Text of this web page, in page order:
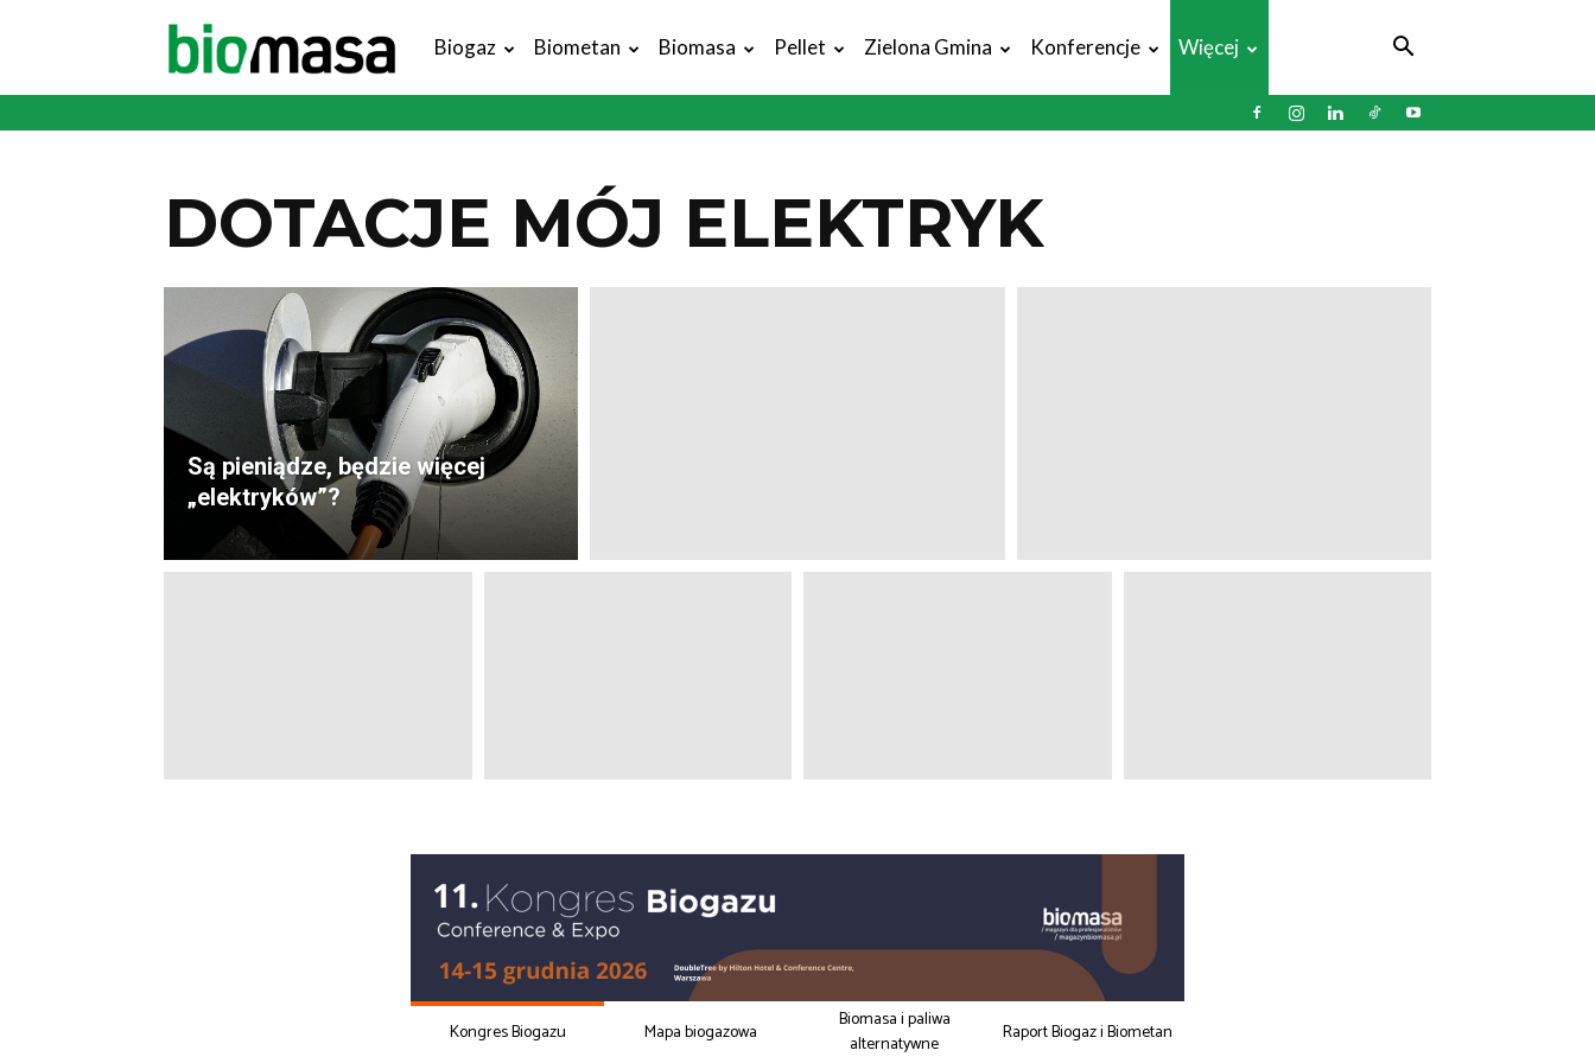
Magazyn
Biogaz Biometan Biomasa Pellet Zielona Gmina Konferencje Więcej
DOTACJE MÓJ ELEKTRYK
Są pieniądze, będzie więcej
„elektryków”?
Kongres Biogazu Mapa biogazowa
Biomasa i paliwa
alternatywne
Raport Biogaz i Biometan